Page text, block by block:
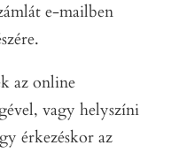
e-mailben
az online
vagy helyszíni
érkezéskor az